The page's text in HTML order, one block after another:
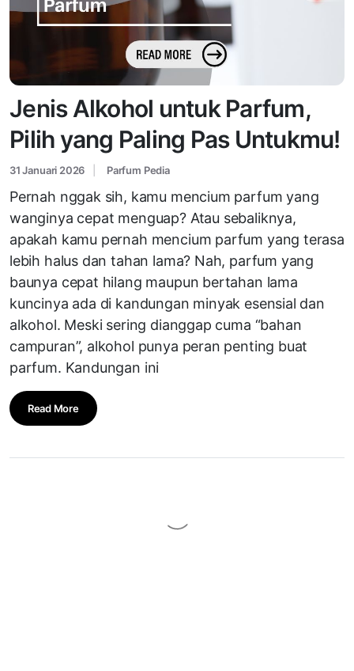
Jenis Alkohol untuk Parfum,
Pilih yang Paling Pas Untukmu!
31 Januari 2026 Parfum Pedia
Pernah nggak sih, kamu mencium parfum yang
wanginya cepat menguap? Atau sebaliknya,
apakah kamu pernah mencium parfum yang terasa
lebih halus dan tahan lama? Nah, parfum yang
baunya cepat hilang maupun bertahan lama
kuncinya ada di kandungan minyak esensial dan
alkohol. Meski sering dianggap cuma “bahan
campuran”, alkohol punya peran penting buat
parfum. Kandungan ini
Read More